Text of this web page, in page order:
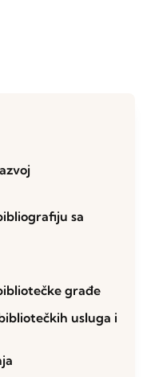
sa
građe
usluga i